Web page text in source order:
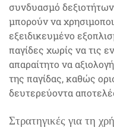
συνδυασμό
μπορούν να
εξειδικευμένο
παγίδες χωρίς να τις
απαραίτητο να
της παγίδας, καθώς
δευτερεύοντα
Στρατηγικές για τη